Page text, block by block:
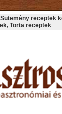
receptek
Torta receptek